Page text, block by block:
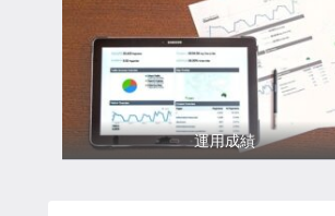
運用成績